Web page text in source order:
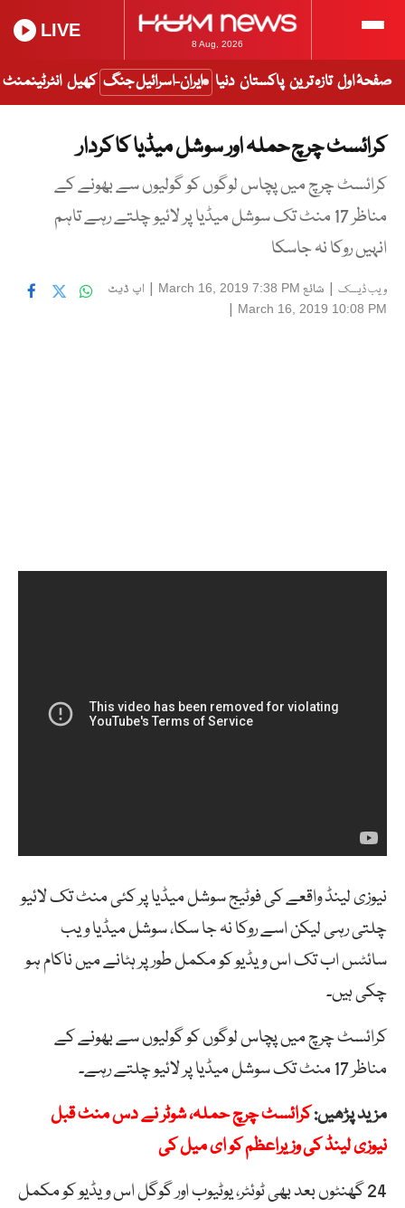
8 Aug, 2026
LIVE
صفحۂ اول تازہ ترین پاکستان دنیا ایران-اسرائیل جنگ کھیل انٹرٹینمنٹ
کرائسٹ چرچ حملہ اور سوشل میڈیا کا کردار
کرائسٹ چرچ میں پچاس لوگوں کو گولیوں سے بھونے کے
مناظر 17 منٹ تک سوشل میڈیا پر لائیو چلتے رہے تاہم
انہیں روکا نہ جاسکا
ویب ڈیسک | شائع March 16, 2019 7:38 PM
| اپ ڈیٹ
March 16, 2019 10:08 PM
|
نیوزی لینڈ واقعے کی فوٹیج سوشل میڈیا پر کئی منٹ تک لائیو
چلتی رہی لیکن اسے روکا نہ جا سکا، سوشل میڈیا ویب
سائٹس اب تک اس ویڈیو کو مکمل طور پر ہٹانے میں ناکام ہو
چکی ہیں۔
کرائسٹ چرچ میں پچاس لوگوں کو گولیوں سے بھونے کے
مناظر 17 منٹ تک سوشل میڈیا پر لائیو چلتے رہے۔
مزید پڑھیں:کرائسٹ چرچ حملہ، شوٹر نے دس منٹ قبل
نیوزی لینڈ کی وزیراعظم کو ای میل کی
24 گھنٹوں بعد بھی ٹوئٹر، یوٹیوب اور گوگل اس ویڈیو کو مکمل